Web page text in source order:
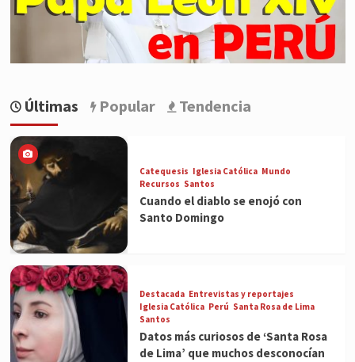
Últimas Popular Tendencia
Catequesis Iglesia Católica Mundo
Recursos Santos
Cuando el diablo se enojó con
Santo Domingo
Destacada Entrevistas y reportajes
Iglesia Católica Perú Santa Rosa de Lima
Santos
Datos más curiosos de ‘Santa Rosa
de Lima’ que muchos desconocían